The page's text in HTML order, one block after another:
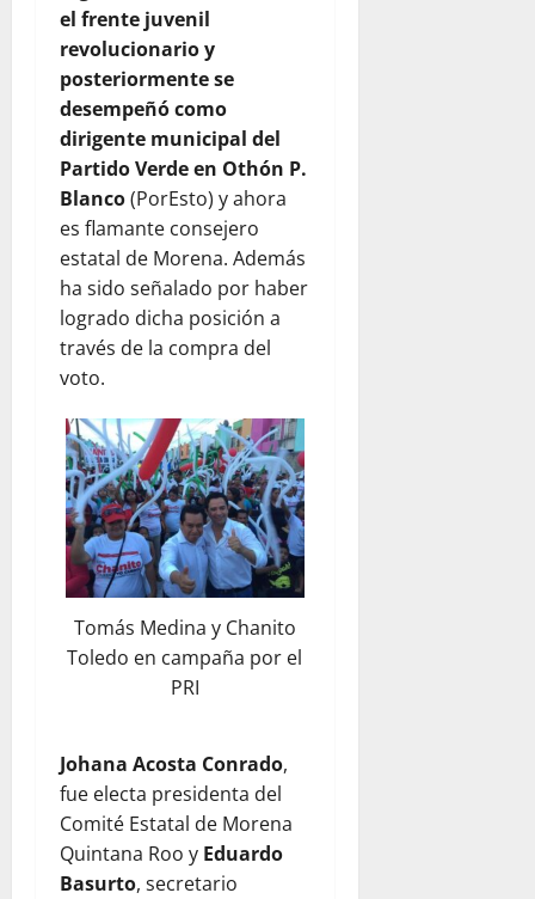
el frente juvenil
revolucionario y
posteriormente se
desempeñó como
dirigente municipal del
Partido Verde en Othón P.
Blanco(PorEsto) y ahora
es flamante consejero
estatal de Morena. Además
ha sido señalado por haber
logrado dicha posición a
través de la compra del
voto.
Tomás Medina y Chanito
Toledo en campaña por el
PRI
Johana Acosta Conrado,
fue electa presidenta del
Comité Estatal de Morena
Quintana Roo y Eduardo
Basurto, secretario